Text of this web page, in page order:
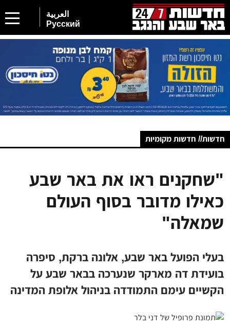
العربية
Русский
חדשות// חדשות מקומיות
"שחקנים ראו את באר שבע
כאילו מדובר בסוף העולם
שמאלה"
בעלי הפועל באר שבע, אלונה ברקת, סיפרה
בועידת דה מארקר שנערכה בבאר שבע על
הקשיים עימם התמודדה בניהול אלופת המדינה